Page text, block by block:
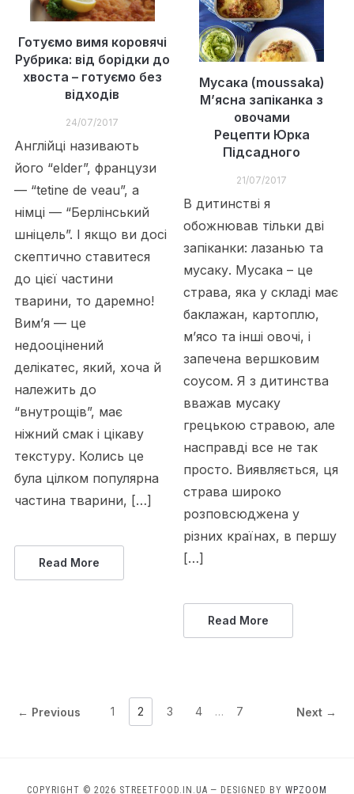
Готуємо вимя коровячі
Рубрика: від борідки до
хвоста – готуємо без
відходів
24/07/2017
Англійці називають
його “elder”, французи
— “tetine de veau”, а
німці — “Берлінський
шніцель”. І якщо ви досі
скептично ставитеся
до цієї частини
тварини, то даремно!
Вим’я — це
недооцінений
делікатес, який, хоча й
належить до
“внутрощів”, має
ніжний смак і цікаву
текстуру. Колись це
була цілком популярна
частина тварини, […]
Read More
Мусака (moussaka)
М’ясна запіканка з
овочами
Рецепти Юрка
Підсадного
21/07/2017
В дитинстві я
обожнював тільки дві
запіканки: лазанью та
мусаку. Мусака – це
страва, яка у складі має
баклажан, картоплю,
м’ясо та інші овочі, і
запечена вершковим
соусом. Я з дитинства
вважав мусаку
грецькою стравою, але
насправді все не так
просто. Виявляється, ця
страва широко
розповсюджена у
різних країнах, в першу
[…]
Read More
← Previous 1 2 3 4 … 7 Next →
COPYRIGHT © 2026 STREETFOOD.IN.UA — DESIGNED BY WPZOOM